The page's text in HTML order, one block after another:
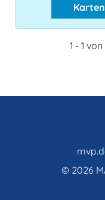
1 - 1
© 2026